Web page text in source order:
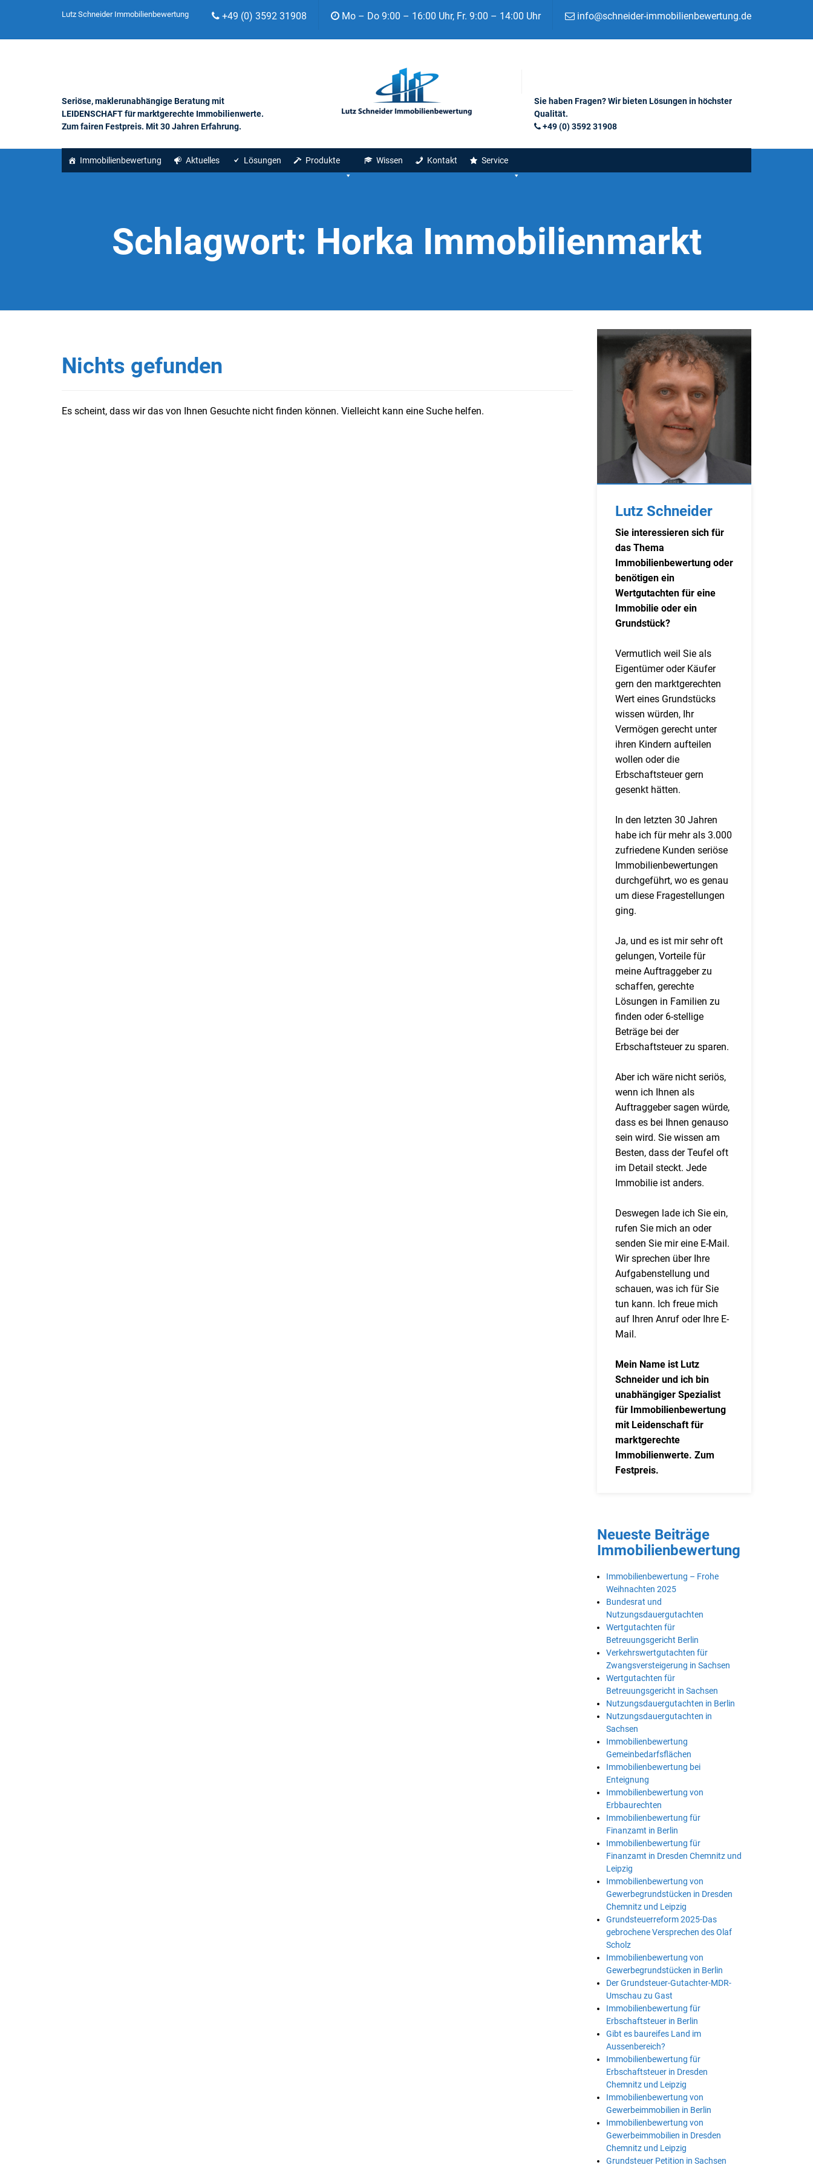
Lutz Schneider Immobilienbewertung +49 (0) 3592 31908 Mo – Do 9:00 – 16:00 Uhr, Fr. 9:00 – 14:00 Uhr info@schneider-immobilienbewertung.de
Seriöse, maklerunabhängige Beratung mit
LEIDENSCHAFT für marktgerechte Immobilienwerte.
Zum fairen Festpreis. Mit 30 Jahren Erfahrung.
Sie haben Fragen? Wir bieten Lösungen in höchster
Qualität.
+49 (0) 3592 31908
Immobilienbewertung Aktuelles Lösungen Produkte Wissen Kontakt Service
Schlagwort: Horka Immobilienmarkt
Nichts gefunden
Es scheint, dass wir das von Ihnen Gesuchte nicht finden können. Vielleicht kann eine Suche helfen.
Lutz Schneider
Sie interessieren sich für
das Thema
Immobilienbewertung oder
benötigen ein
Wertgutachten für eine
Immobilie oder ein
Grundstück?
Vermutlich weil Sie als
Eigentümer oder Käufer
gern den marktgerechten
Wert eines Grundstücks
wissen würden, Ihr
Vermögen gerecht unter
ihren Kindern aufteilen
wollen oder die
Erbschaftsteuer gern
gesenkt hätten.
In den letzten 30 Jahren
habe ich für mehr als 3.000
zufriedene Kunden seriöse
Immobilienbewertungen
durchgeführt, wo es genau
um diese Fragestellungen
ging.
Ja, und es ist mir sehr oft
gelungen, Vorteile für
meine Auftraggeber zu
schaffen, gerechte
Lösungen in Familien zu
finden oder 6-stellige
Beträge bei der
Erbschaftsteuer zu sparen.
Aber ich wäre nicht seriös,
wenn ich Ihnen als
Auftraggeber sagen würde,
dass es bei Ihnen genauso
sein wird. Sie wissen am
Besten, dass der Teufel oft
im Detail steckt. Jede
Immobilie ist anders.
Deswegen lade ich Sie ein,
rufen Sie mich an oder
senden Sie mir eine E-Mail.
Wir sprechen über Ihre
Aufgabenstellung und
schauen, was ich für Sie
tun kann. Ich freue mich
auf Ihren Anruf oder Ihre E-
Mail.
Mein Name ist Lutz
Schneider und ich bin
unabhängiger Spezialist
für Immobilienbewertung
mit Leidenschaft für
marktgerechte
Immobilienwerte. Zum
Festpreis.
Neueste Beiträge
Immobilienbewertung
Immobilienbewertung – Frohe
Weihnachten 2025
Bundesrat und
Nutzungsdauergutachten
Wertgutachten für
Betreuungsgericht Berlin
Verkehrswertgutachten für
Zwangsversteigerung in Sachsen
Wertgutachten für
Betreuungsgericht in Sachsen
Nutzungsdauergutachten in Berlin
Nutzungsdauergutachten in
Sachsen
Immobilienbewertung
Gemeinbedarfsflächen
Immobilienbewertung bei
Enteignung
Immobilienbewertung von
Erbbaurechten
Immobilienbewertung für
Finanzamt in Berlin
Immobilienbewertung für
Finanzamt in Dresden Chemnitz und
Leipzig
Immobilienbewertung von
Gewerbegrundstücken in Dresden
Chemnitz und Leipzig
Grundsteuerreform 2025-Das
gebrochene Versprechen des Olaf
Scholz
Immobilienbewertung von
Gewerbegrundstücken in Berlin
Der Grundsteuer-Gutachter-MDR-
Umschau zu Gast
Immobilienbewertung für
Erbschaftsteuer in Berlin
Gibt es baureifes Land im
Aussenbereich?
Immobilienbewertung für
Erbschaftsteuer in Dresden
Chemnitz und Leipzig
Immobilienbewertung von
Gewerbeimmobilien in Berlin
Immobilienbewertung von
Gewerbeimmobilien in Dresden
Chemnitz und Leipzig
Grundsteuer Petition in Sachsen